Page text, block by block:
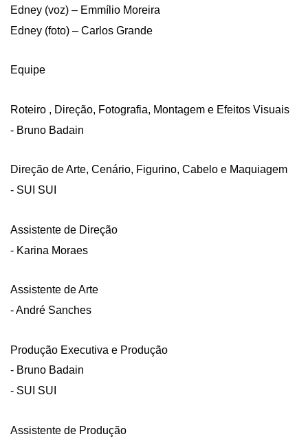
Edney (voz) – Emmílio Moreira
Edney (foto) – Carlos Grande
Equipe
Roteiro , Direção, Fotografia, Montagem e Efeitos Visuais
- Bruno Badain
Direção de Arte, Cenário, Figurino, Cabelo e Maquiagem
- SUI SUI
Assistente de Direção
- Karina Moraes
Assistente de Arte
- André Sanches
Produção Executiva e Produção
- Bruno Badain
- SUI SUI
Assistente de Produção